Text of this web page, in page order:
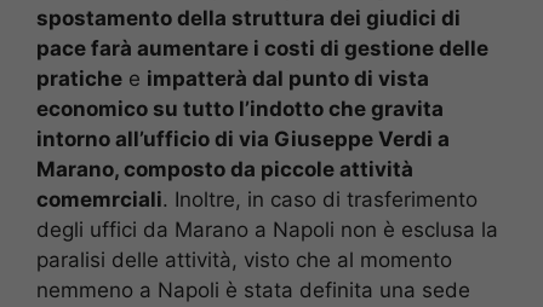
spostamento della struttura dei giudici di
pace farà aumentare i costi di gestione delle
pratiche e impatterà dal punto di vista
economico su tutto l’indotto che gravita
intorno all’ufficio di via Giuseppe Verdi a
Marano, composto da piccole attività
comemrciali. Inoltre, in caso di trasferimento
degli uffici da Marano a Napoli non è esclusa la
paralisi delle attività, visto che al momento
nemmeno a Napoli è stata definita una sede